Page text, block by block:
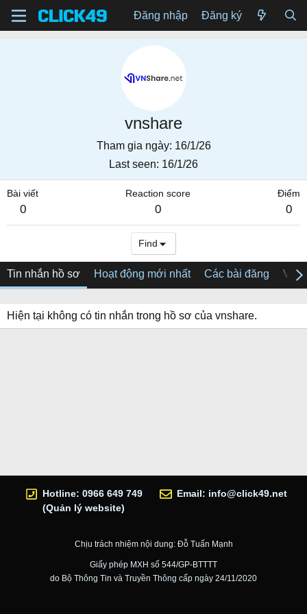
Đăng nhập Đăng ký
vnshare
Tham gia ngày 16/1/26
Last seen 16/1/26
Bài viết
0
Reaction score
0
Điểm
0
Find
Tin nhắn hồ sơ Hoạt động mới nhất Các bài đăng Về
Hiện tại không có tin nhắn trong hồ sơ của vnshare.
Hotline: 0966 649 749
(Quản lý website)
Email: info@click49.net
Chịu trách nhiệm nội dung: Đỗ Tuấn Mạnh
Giấy phép MXH số 544/GP-BTTTT
do Bộ Thông Tin và Truyền Thông cấp ngày 24/11/2020